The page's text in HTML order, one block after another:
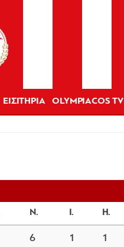
ΕΙΣΙΤΗΡΙΑ OLYMPIACOS TV
Ν. Ι. Η.
6 1 1